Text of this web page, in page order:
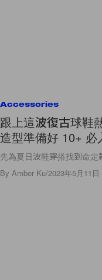
Accessories
跟上這波復古球鞋
造型準備好 10+ 必
先為夏日波鞋穿搭找到命定
By Amber Ku/2023年5月11日